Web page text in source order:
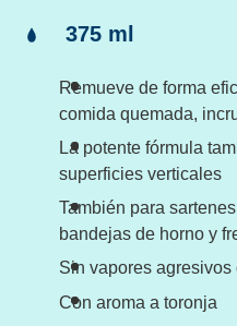
Contenido:
375 ml
Remueve de forma
comida quemada,
La potente fórmula
superficies verticales
También para
bandejas de horno y
Sin vapores agresivos
Con aroma a toronja